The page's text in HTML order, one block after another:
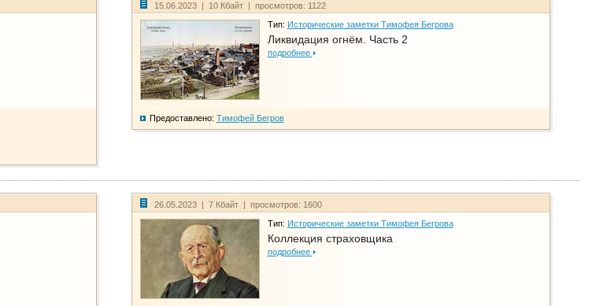
15.06.2023 | 10 Кбайт | просмотров: 1122
Тип: Исторические заметки Тимофея Бегрова
Ликвидация огнём. Часть 2
подробнее
Предоставлено: Тимофей Бегров
26.05.2023 | 7 Кбайт | просмотров: 1600
Тип: Исторические заметки Тимофея Бегрова
Коллекция страховщика
подробнее